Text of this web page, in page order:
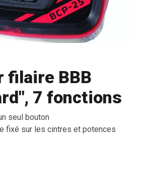
filaire BBB
7 fonctions
seul bouton
fixé sur les cintres et potences